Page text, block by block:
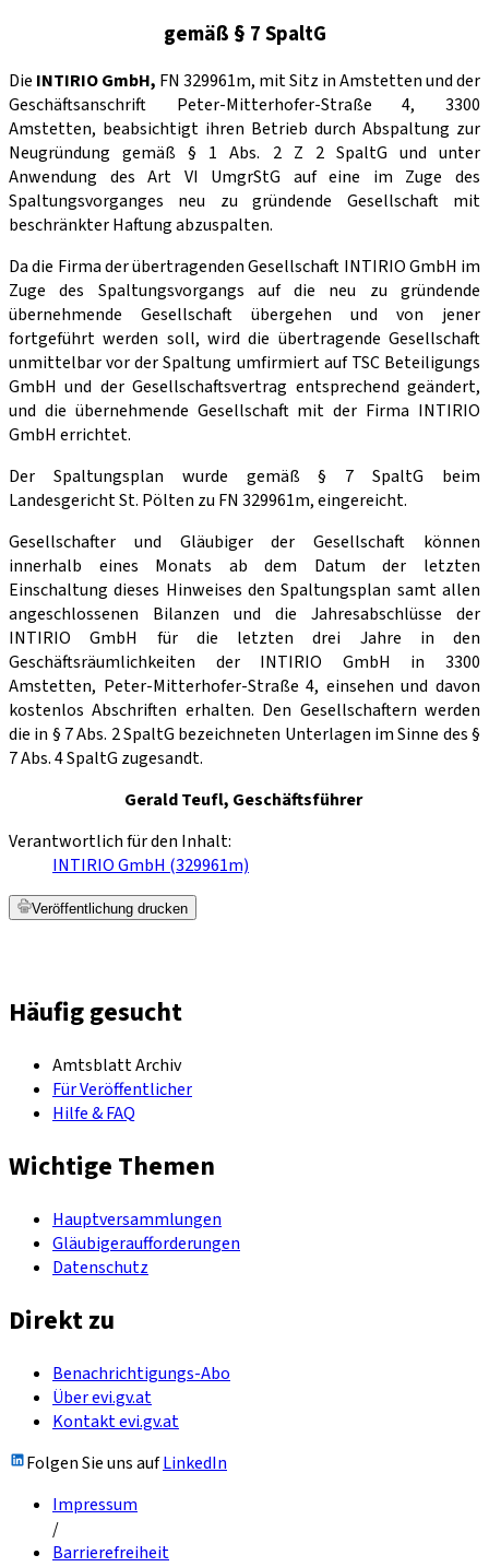
gemäß § 7 SpaltG
Die INTIRIO GmbH, FN 329961m, mit Sitz in Amstetten und der
Geschäftsanschrift Peter-Mitterhofer-Straße 4, 3300
Amstetten, beabsichtigt ihren Betrieb durch Abspaltung zur
Neugründung gemäß § 1 Abs. 2 Z 2 SpaltG und unter
Anwendung des Art VI UmgrStG auf eine im Zuge des
Spaltungsvorganges neu zu gründende Gesellschaft mit
beschränkter Haftung abzuspalten.
Da die Firma der übertragenden Gesellschaft INTIRIO GmbH im
Zuge des Spaltungsvorgangs auf die neu zu gründende
übernehmende Gesellschaft übergehen und von jener
fortgeführt werden soll, wird die übertragende Gesellschaft
unmittelbar vor der Spaltung umfirmiert auf TSC Beteiligungs
GmbH und der Gesellschaftsvertrag entsprechend geändert,
und die übernehmende Gesellschaft mit der Firma INTIRIO
GmbH errichtet.
Der Spaltungsplan wurde gemäß § 7 SpaltG beim
Landesgericht St. Pölten zu FN 329961m, eingereicht.
Gesellschafter und Gläubiger der Gesellschaft können
innerhalb eines Monats ab dem Datum der letzten
Einschaltung dieses Hinweises den Spaltungsplan samt allen
angeschlossenen Bilanzen und die Jahresabschlüsse der
INTIRIO GmbH für die letzten drei Jahre in den
Geschäftsräumlichkeiten der INTIRIO GmbH in 3300
Amstetten, Peter-Mitterhofer-Straße 4, einsehen und davon
kostenlos Abschriften erhalten. Den Gesellschaftern werden
die in § 7 Abs. 2 SpaltG bezeichneten Unterlagen im Sinne des §
7 Abs. 4 SpaltG zugesandt.
Gerald Teufl, Geschäftsführer
Verantwortlich für den Inhalt:
INTIRIO GmbH (329961m)
Veröffentlichung drucken
Häufig gesucht
Amtsblatt Archiv
Für Veröffentlicher
Hilfe & FAQ
Wichtige Themen
Hauptversammlungen
Gläubigeraufforderungen
Datenschutz
Direkt zu
Benachrichtigungs-Abo
Über evi.gv.at
Kontakt evi.gv.at
Folgen Sie uns aufLinkedIn
Impressum
/
Barrierefreiheit